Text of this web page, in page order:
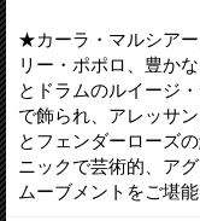
★カーラ・マルシア
リー・ポポロ、豊か
とドラムのルイージ
で飾られ、アレッサ
とフェンダーローズ
ニックで芸術的、ア
ムーブメントをご堪